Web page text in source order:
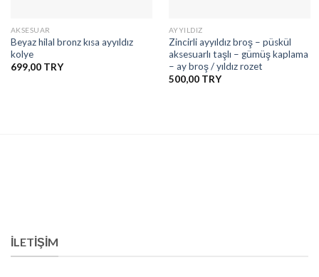
AKSESUAR
Beyaz hilal bronz kısa ayyıldız
kolye
699,00
AYYILDIZ
Zincirli ayyıldız broş – püskül
aksesuarlı taşlı – gümüş kaplama
– ay broş / yıldız rozet
500,00
İLETIŞIM